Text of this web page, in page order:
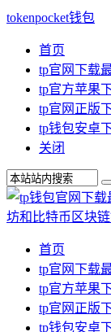
tokenpocket钱包
首页
tp官网下载
tp官方苹果
tp官网正版
tp钱包安卓
关闭
首页
tp官网下载
tp官方苹果
tp官网正版
tp钱包安卓